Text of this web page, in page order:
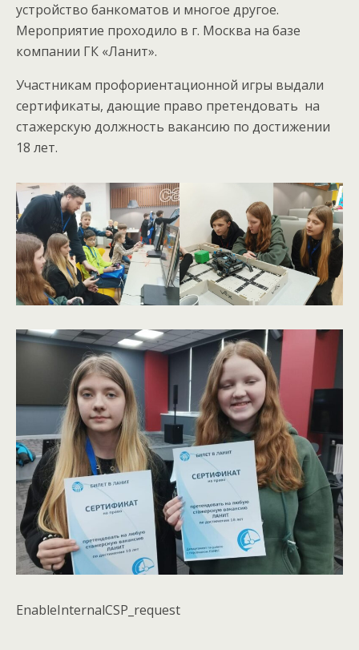
устройство банкоматов и многое другое.
Мероприятие проходило в г. Москва на базе
компании ГК «Ланит».
Участникам профориентационной игры выдали
сертификаты, дающие право претендовать на
стажерскую должность вакансию по достижении
18 лет.
EnableInternalCSP_request